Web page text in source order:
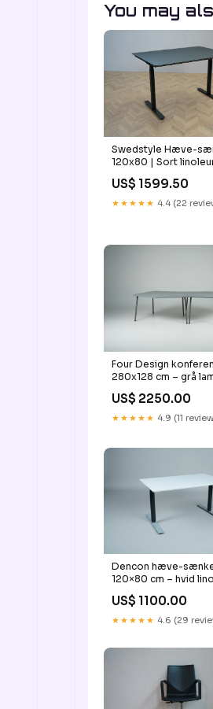
You may
Swedstyle Hæve-
120x80 | Sort
US$ 1599.50
★★★★★ 4.4 (22
Four Design
280x128 cm – grå
US$ 2250.00
★★★★★ 4.9 (11
Dencon hæve-
120×80 cm – hvid
Opbevaring
US$ 1100.00
★★★★★ 4.6 (29